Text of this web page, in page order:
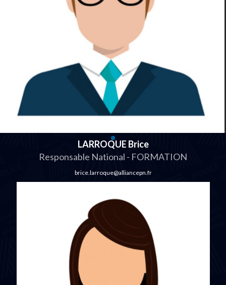
LARROQUE Brice
Responsable National - FORMATION
brice.larroque@alliancepn.fr